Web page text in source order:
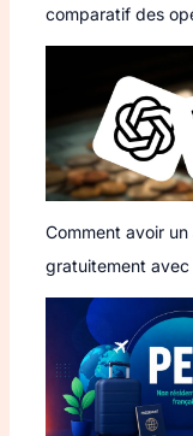
comparatif des
Comment avoir
gratuitement avec